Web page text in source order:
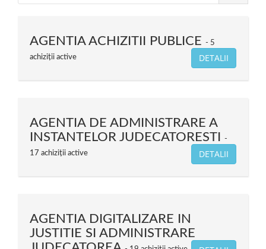
AGENTIA ACHIZITII PUBLICE
5
achiziții active
DETALII
AGENTIA DE ADMINISTRARE A
INSTANTELOR JUDECATORESTI
17 achiziții active DETALII
AGENTIA DIGITALIZARE IN
JUSTITIE SI ADMINISTRARE